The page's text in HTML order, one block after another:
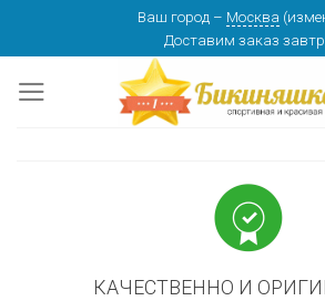
content
Ваш город – Москва (
Доставим заказ
КАЧЕСТВЕННО И
изменить